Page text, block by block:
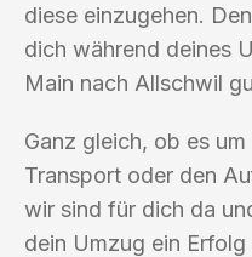
diese einzugehen.
dich während deines
Main nach Allschwil
Ganz gleich, ob es
Transport oder den
wir sind für dich da
dein Umzug ein